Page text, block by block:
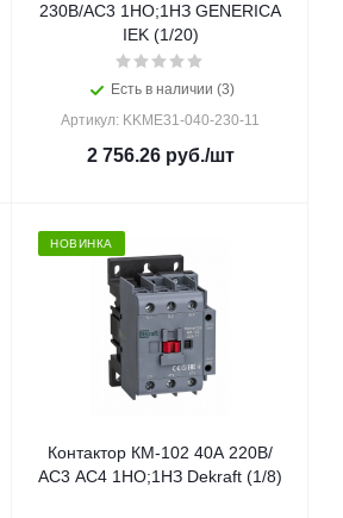
230В/АС3 1НО;1НЗ GENERICA
IEK (1/20)
Есть в наличии (3)
Артикул: KKME31-040-230-11
2 756.26руб./шт
НОВИНКА
Контактор КМ-102 40А 220В/
АС3 АС4 1НО;1НЗ Dekraft (1/8)